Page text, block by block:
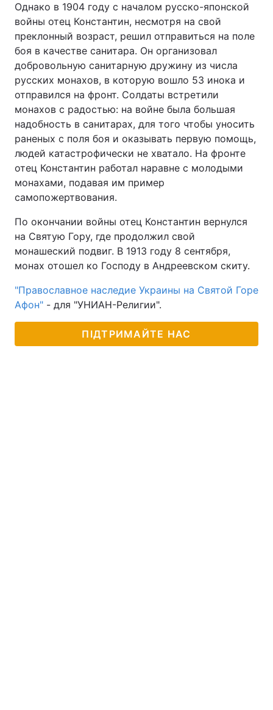
Однако в 1904 году с началом русско-японской
войны отец Константин, несмотря на свой
преклонный возраст, решил отправиться на поле
боя в качестве санитара. Он организовал
добровольную санитарную дружину из числа
русских монахов, в которую вошло 53 инока и
отправился на фронт. Солдаты встретили
монахов с радостью: на войне была большая
надобность в санитарах, для того чтобы уносить
раненых с поля боя и оказывать первую помощь,
людей катастрофически не хватало. На фронте
отец Константин работал наравне с молодыми
монахами, подавая им пример
самопожертвования.
По окончании войны отец Константин вернулся
на Святую Гору, где продолжил свой
монашеский подвиг. В 1913 году 8 сентября,
монах отошел ко Господу в Андреевском скиту.
"Православное наследие Украины на Святой Горе
Афон" - для "УНИАН-Религии".
ПІДТРИМАЙТЕ НАС